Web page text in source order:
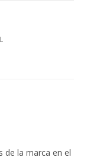
de la marca en el